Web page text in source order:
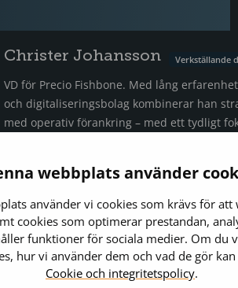
webbplats använder
använder vi cookies som krävs för att
cookies som optimerar prestandan,
funktioner för sociala medier. Om du
hur vi använder dem och vad de gör
Cookie och integritetspolicy.
Christer Johansson Verkställande
VD för Precio Fishbone. Med lång
och digitaliseringsbolag kombinerar han
med operativ förankring – med ett tydligt
e-
+46730788040